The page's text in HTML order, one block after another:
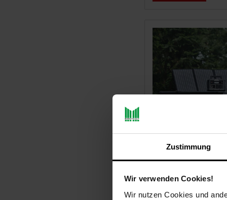
Zustimmung
Wir verwenden Cookies!
Wir nutzen Cookies und
BALDERIA Power Set -